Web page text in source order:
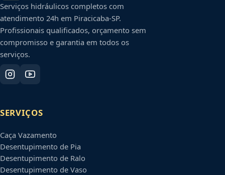
Serviços hidráulicos completos com
atendimento 24h em Piracicaba-SP.
Profissionais qualificados, orçamento sem
compromisso e garantia em todos os
serviços.
SERVIÇOS
Caça Vazamento
Desentupimento de Pia
Desentupimento de Ralo
Desentupimento de Vaso